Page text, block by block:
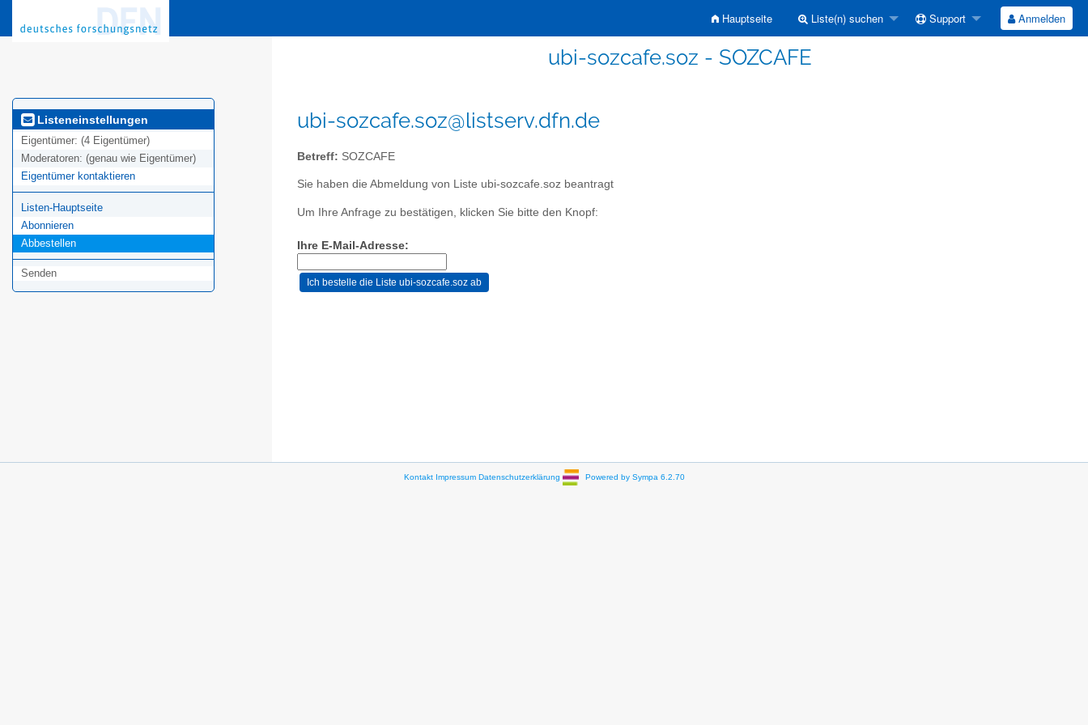
Hauptseite Liste(n) suchen Support Anmelden
ubi-sozcafe.soz - SOZCAFE
Listeneinstellungen
Eigentümer: (4 Eigentümer)
Moderatoren: (genau wie Eigentümer)
Eigentümer kontaktieren
Listen-Hauptseite
Abonnieren
Abbestellen
Senden
ubi-sozcafe.soz@listserv.dfn.de
Betreff: SOZCAFE
Sie haben die Abmeldung von Liste ubi-sozcafe.soz beantragt
Um Ihre Anfrage zu bestätigen, klicken Sie bitte den Knopf:
Ihre E-Mail-Adresse:
Kontakt Impressum Datenschutzerklärung Powered by Sympa 6.2.70